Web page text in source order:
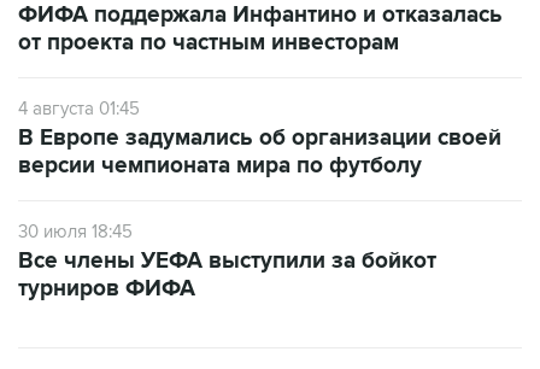
ФИФА поддержала Инфантино и отказалась
от проекта по частным инвесторам
4 августа 01:45
В Европе задумались об организации своей
версии чемпионата мира по футболу
30 июля 18:45
Все члены УЕФА выступили за бойкот
турниров ФИФА